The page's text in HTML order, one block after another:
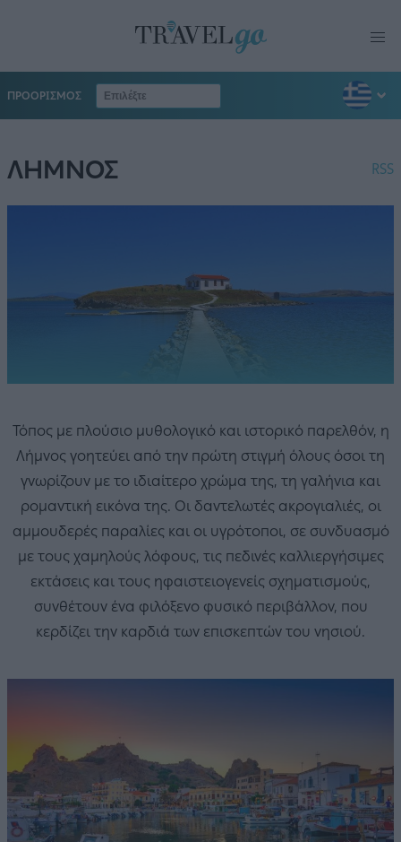
ΠΡΟΟΡΙΣΜΟΣ
ΛΗΜΝΟΣ RSS
Τόπος με πλούσιο μυθολογικό και ιστορικό παρελθόν, η
Λήμνος γοητεύει από την πρώτη στιγμή όλους όσοι τη
γνωρίζουν με το ιδιαίτερο χρώμα της, τη γαλήνια και
ρομαντική εικόνα της. Οι δαντελωτές ακρογιαλιές, οι
αμμουδερές παραλίες και οι υγρότοποι, σε συνδυασμό
με τους χαμηλούς λόφους, τις πεδινές καλλιεργήσιμες
εκτάσεις και τους ηφαιστειογενείς σχηματισμούς,
συνθέτουν ένα φιλόξενο φυσικό περιβάλλον, που
κερδίζει την καρδιά των επισκεπτών του νησιού.